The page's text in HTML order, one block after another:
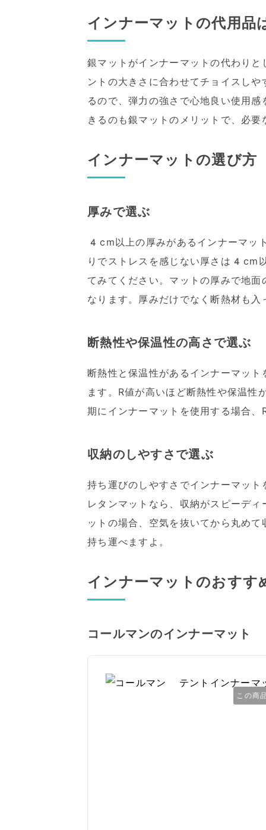
インナーマットの代用品
銀マットがインナーマットの代わり
ントの大きさに合わせてチョイスし
るので、弾力の強さで心地良い使用
きるのも銀マットのメリットで、必
インナーマットの選び方
厚みで選ぶ
4cm以上の厚みがあるインナーマッ
りでストレスを感じない厚さは4cm
てみてください。マットの厚みで地
なります。厚みだけでなく断熱材も
断熱性や保温性の高さで選ぶ
断熱性と保温性があるインナーマッ
ます。R値が高いほど断熱性や保温性
期にインナーマットを使用する場合
収納のしやすさで選ぶ
持ち運びのしやすさでインナーマッ
レタンマットなら、収納がスピーデ
ットの場合、空気を抜いてから丸め
持ち運べますよ。
インナーマットのおすす
コールマンのインナーマット
この商